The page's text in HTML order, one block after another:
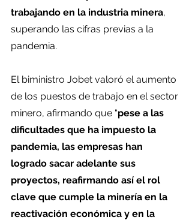
trabajando en la industria minera,
superando las cifras previas a la
pandemia.
El biministro Jobet valoró el aumento
de los puestos de trabajo en el sector
minero, afirmando que “pese a las
dificultades que ha impuesto la
pandemia, las empresas han
logrado sacar adelante sus
proyectos, reafirmando así el rol
clave que cumple la minería en la
reactivación económica y en la